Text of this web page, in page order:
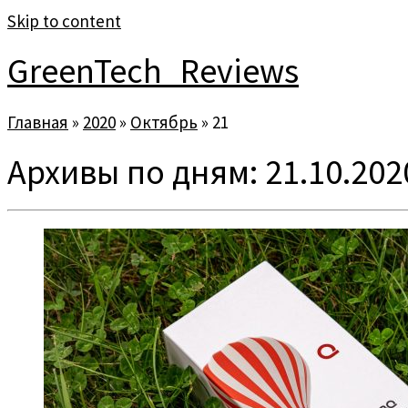
Skip to content
GreenTech_Reviews
Главная » 2020 » Октябрь » 21
Архивы по дням: